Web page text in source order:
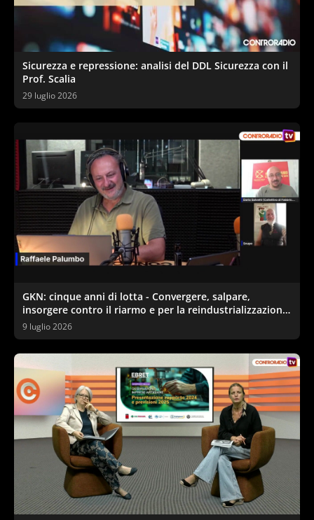
Sicurezza e repressione: analisi del DDL Sicurezza con il
Prof. Scalia
29 luglio 2026
GKN: cinque anni di lotta - Convergere, salpare,
insorgere contro il riarmo e per la reindustrializzazione
ecologica
9 luglio 2026